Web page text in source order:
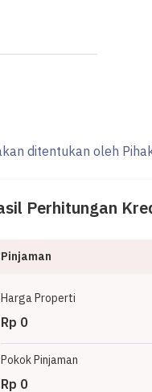
ditentukan oleh
Perhitungan
Pinjaman
Harga Properti
Rp 0
Pokok Pinjaman
Rp 0